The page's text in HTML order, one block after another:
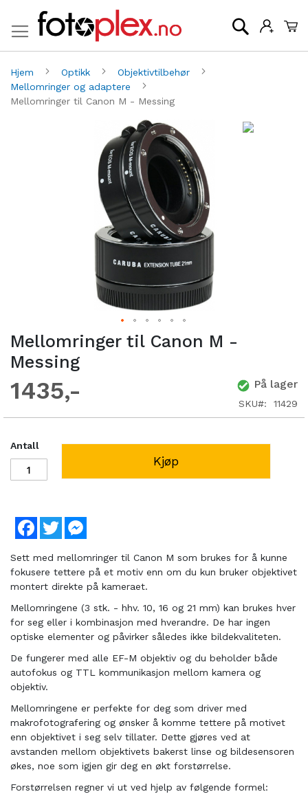
Søk
Hjem Optikk
Objektivtilbehør
Mellomringer og adaptere
Mellomringer til Canon M - Messing
Mellomringer til Canon M -
Messing
1435 På lager
SKU 11429
Antall
Kjøp
Facebook
Twitter
Sett med mellomringer til Canon M som brukes for å kunne
fokusere tettere på et motiv enn om du kun bruker objektivet
montert direkte på kameraet.
Mellomringene (3 stk. - hhv. 10, 16 og 21 mm) kan brukes hver
for seg eller i kombinasjon med hverandre. De har ingen
optiske elementer og påvirker således ikke bildekvaliteten.
De fungerer med alle EF-M objektiv og du beholder både
autofokus og TTL kommunikasjon mellom kamera og
objektiv.
Mellomringene er perfekte for deg som driver med
makrofotografering og ønsker å komme tettere på motivet
enn objektivet i seg selv tillater. Dette gjøres ved at
avstanden mellom objektivets bakerst linse og bildesensoren
økes, noe som igjen gir deg en økt forstørrelse.
Forstørrelsen regner vi ut ved hjelp av følgende formel: